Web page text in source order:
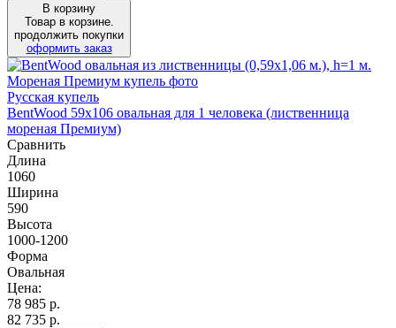
В корзину
Товар в корзине.
продолжить покупки
оформить заказ
Русская купель
BentWood 59х106 овальная для 1 человека (лиственница
мореная Премиум)
Сравнить
Длина
1060
Ширина
590
Высота
1000-1200
Форма
Овальная
Цена:
78 985 р.
82 735 р.